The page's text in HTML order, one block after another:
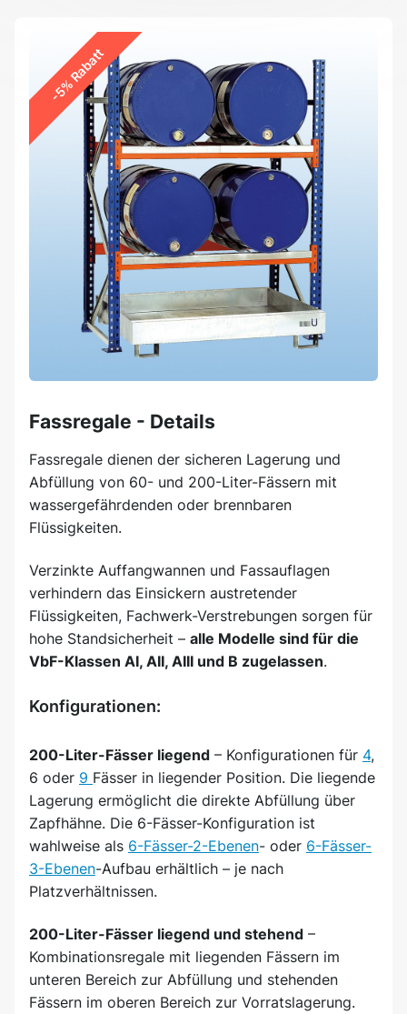
-5% Rabatt
Fassregale - Details
Fassregale dienen der sicheren Lagerung und
Abfüllung von 60- und 200-Liter-Fässern mit
wassergefährdenden oder brennbaren
Flüssigkeiten.
Verzinkte Auffangwannen und Fassauflagen
verhindern das Einsickern austretender
Flüssigkeiten, Fachwerk-Verstrebungen sorgen für
hohe Standsicherheit – alle Modelle sind für die
VbF-Klassen AI, AII, AIII und B zugelassen.
Konfigurationen:
200-Liter-Fässer liegend – Konfigurationen für 4,
6 oder 9 Fässer in liegender Position. Die liegende
Lagerung ermöglicht die direkte Abfüllung über
Zapfhähne. Die 6-Fässer-Konfiguration ist
wahlweise als 6-Fässer-2-Ebenen- oder 6-Fässer-
3-Ebenen-Aufbau erhältlich – je nach
Platzverhältnissen.
200-Liter-Fässer liegend und stehend –
Kombinationsregale mit liegenden Fässern im
unteren Bereich zur Abfüllung und stehenden
Fässern im oberen Bereich zur Vorratslagerung.